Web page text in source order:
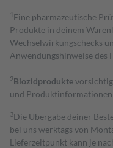
1 Eine pharmazeutische
Produkte in deinem
Wechselwirkungschecks
Anwendungshinweise des
2Biozidprodukte
und Produktinformationen
3Die Übergabe deiner
bei uns werktags von
Lieferzeitpunkt kann je